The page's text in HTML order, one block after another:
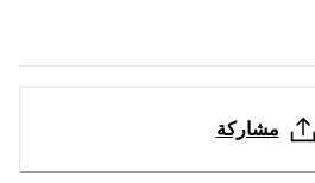
مشاركة